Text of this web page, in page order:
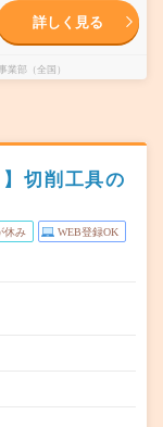
詳しく見る
部（全国）
切削工具の
休み WEB登録OK